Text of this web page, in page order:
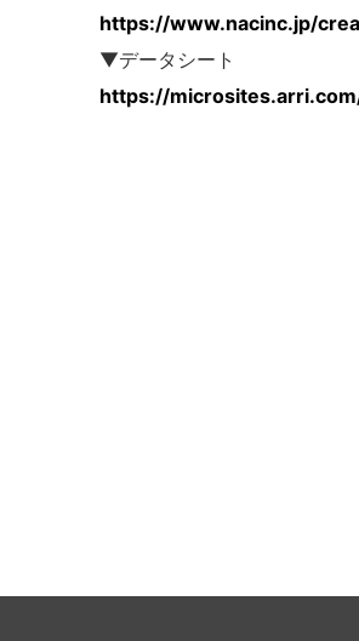
https://www.nacinc.jp/
▼データシート
https://